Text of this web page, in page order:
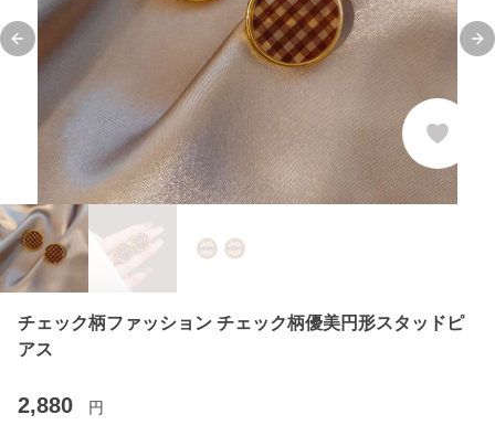
Previous slide
チェック柄ファッション チェック柄優美円形スタッドピ
アス
2,880 円